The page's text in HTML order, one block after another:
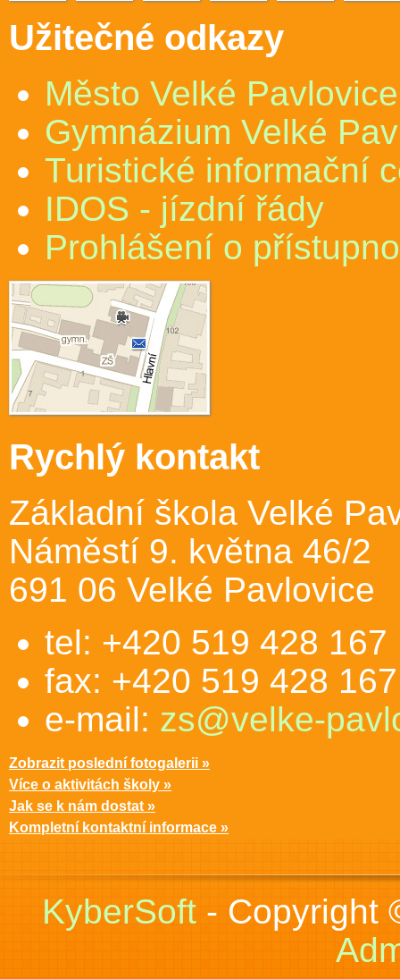
Užitečné odkazy
Město Velké Pavlovice
Gymnázium Velké
Turistické informační
IDOS - jízdní řády
Prohlášení o
Rychlý kontakt
Základní škola Velké
Náměstí 9. května 46/2
691 06 Velké Pavlovice
tel: +420 519 428 167
fax: +420 519 428 167
e-mail: zs@velke-
Zobrazit poslední fotogalerii »
Více o aktivitách školy »
Jak se k nám dostat »
Kompletní kontaktní informace »
KyberSoft- Copyright